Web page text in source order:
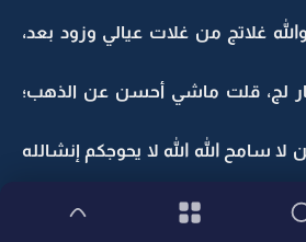
غلاتج من غلات عيالي وزود بعد،
لج، قلت ماشي أحسن عن الذهب؛
سامح الله الله لا يحوجكم إنشالله